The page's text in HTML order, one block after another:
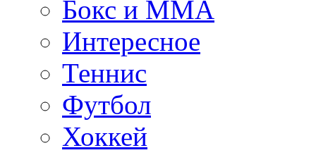
Бокс и ММА
Интересное
Теннис
Футбол
Хоккей